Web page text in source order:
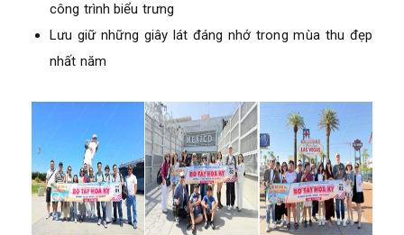
công trình biểu trưng
Lưu giữ những giây lát đáng nhớ trong mùa thu đẹp
nhất năm